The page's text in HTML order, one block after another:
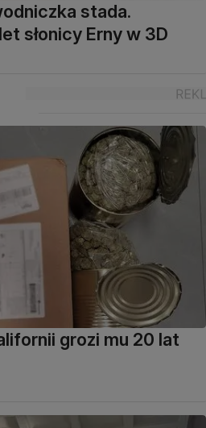
stada.
słonicy Erny w 3D
grozi mu 20 lat